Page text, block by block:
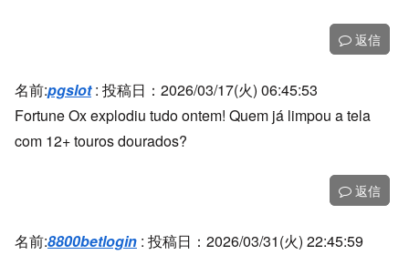
返信
名前:pgslot: 投稿日：2026/03/17(火) 06:45:53
Fortune Ox explodiu tudo ontem! Quem já limpou a tela
com 12+ touros dourados?
返信
名前:8800betlogin : 投稿日：2026/03/31(火) 22:45:59